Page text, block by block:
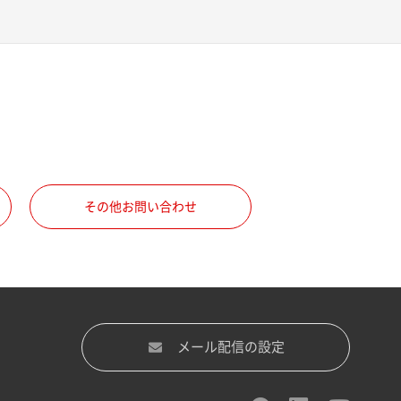
その他お問い合わせ
メール配信の設定